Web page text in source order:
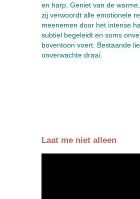
en harp. Geniet van de
zij verwoordt alle emotionele
meenemen door het intense
subtiel begeleidt en soms
boventoon voert. Bestaande
onverwachte draai.
Laat me niet alleen